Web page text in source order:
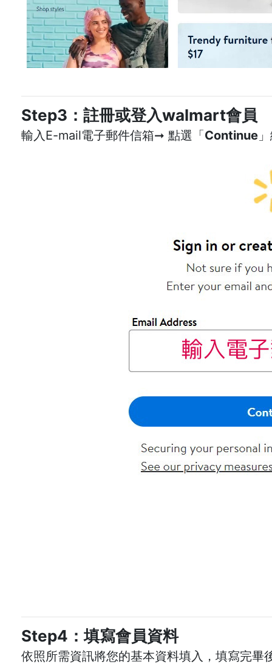
Step3：註冊或登入walmart會員
輸入E-mail電子郵件信箱➞ 點選「Continue
Step4：填寫會員資料
依照所需資訊將您的基本資料填入，填寫完畢